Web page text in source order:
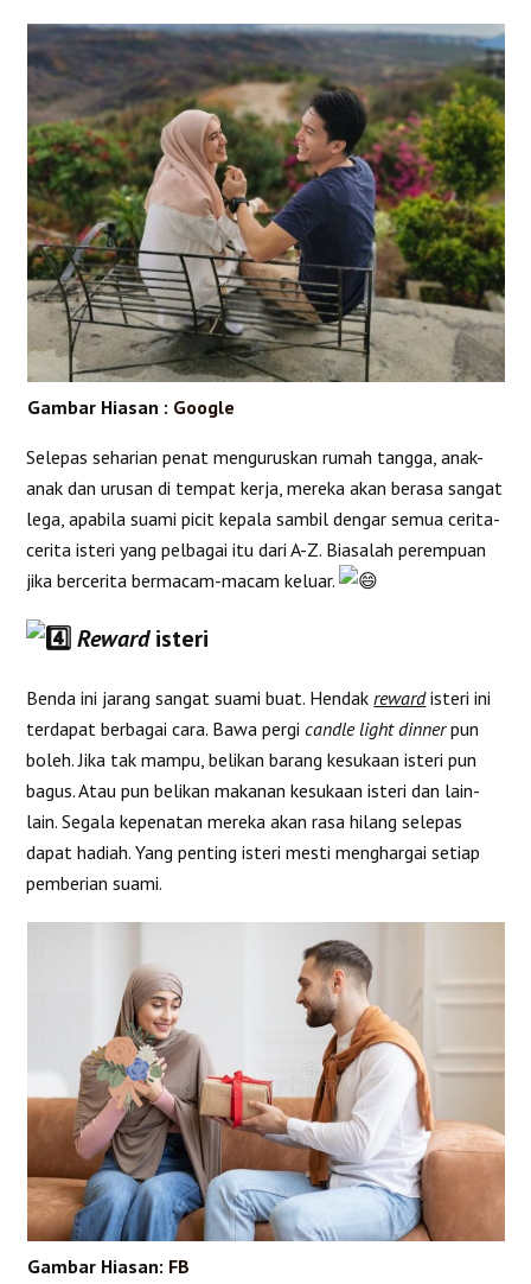
Gambar Hiasan : Google
Selepas seharian penat menguruskan rumah tangga, anak-
anak dan urusan di tempat kerja, mereka akan berasa sangat
lega, apabila suami picit kepala sambil dengar semua cerita-
cerita isteri yang pelbagai itu dari A-Z. Biasalah perempuan
jika bercerita bermacam-macam keluar.
Rewardisteri
Benda ini jarang sangat suami buat. Hendakrewardisteri ini
terdapat berbagai cara. Bawa pergicandle light dinnerpun
boleh. Jika tak mampu, belikan barang kesukaan isteri pun
bagus. Atau pun belikan makanan kesukaan isteri dan lain-
lain. Segala kepenatan mereka akan rasa hilang selepas
dapat hadiah. Yang penting isteri mesti menghargai setiap
pemberian suami.
Gambar Hiasan: FB